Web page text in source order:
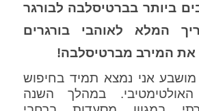
ביותר בברטיסלבה לבורגר
המלא לאוהבי בורגרים
את המירב מברטיסלבה!
מושבע אני נמצא תמיד בחיפוש
במהלך השנה